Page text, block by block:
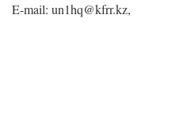
E-mail: un1hq@kfrr.kz,